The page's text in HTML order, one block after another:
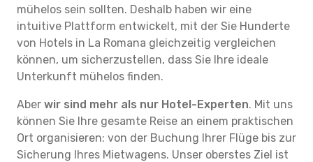
mühelos sein sollten. Deshalb haben wir eine
intuitive Plattform entwickelt, mit der Sie Hunderte
von Hotels in La Romana gleichzeitig vergleichen
können, um sicherzustellen, dass Sie Ihre ideale
Unterkunft mühelos finden.
Aber wir sind mehr als nur Hotel-Experten. Mit uns
können Sie Ihre gesamte Reise an einem praktischen
Ort organisieren: von der Buchung Ihrer Flüge bis zur
Sicherung Ihres Mietwagens. Unser oberstes Ziel ist